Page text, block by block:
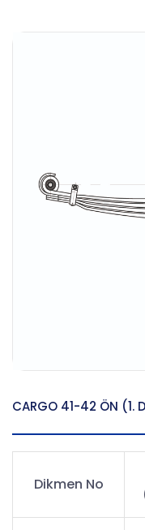
CARGO 41-42 ÖN (1.
Dikmen No